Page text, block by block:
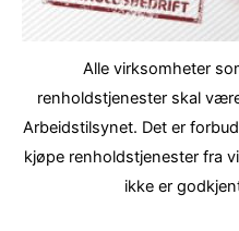
Alle virksomheter
renholdstjenester skal
Arbeidstilsynet. Det er
kjøpe renholdstjenester fra
ikke er